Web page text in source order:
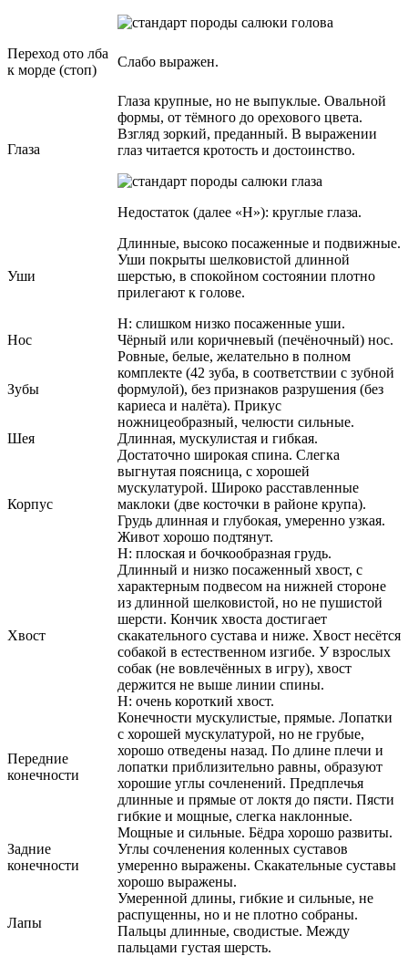
Переход ото лба
к морде (стоп)
Слабо выражен.
Глаза
Глаза крупные, но не выпуклые. Овальной
формы, от тёмного до орехового цвета.
Взгляд зоркий, преданный. В выражении
глаз читается кротость и достоинство.
Недостаток (далее «Н»): круглые глаза.
Уши
Длинные, высоко посаженные и подвижные.
Уши покрыты шелковистой длинной
шерстью, в спокойном состоянии плотно
прилегают к голове.
Н: слишком низко посаженные уши.
Нос
Чёрный или коричневый (печёночный) нос.
Зубы
Ровные, белые, желательно в полном
комплекте (42 зуба, в соответствии с зубной
формулой), без признаков разрушения (без
кариеса и налёта). Прикус
ножницеобразный, челюсти сильные.
Шея
Длинная, мускулистая и гибкая.
Корпус
Достаточно широкая спина. Слегка
выгнутая поясница, с хорошей
мускулатурой. Широко расставленные
маклоки (две косточки в районе крупа).
Грудь длинная и глубокая, умеренно узкая.
Живот хорошо подтянут.
Н: плоская и бочкообразная грудь.
Хвост
Длинный и низко посаженный хвост, с
характерным подвесом на нижней стороне
из длинной шелковистой, но не пушистой
шерсти. Кончик хвоста достигает
скакательного сустава и ниже. Хвост несётся
собакой в естественном изгибе. У взрослых
собак (не вовлечённых в игру), хвост
держится не выше линии спины.
Н: очень короткий хвост.
Передние
конечности
Конечности мускулистые, прямые. Лопатки
с хорошей мускулатурой, но не грубые,
хорошо отведены назад. По длине плечи и
лопатки приблизительно равны, образуют
хорошие углы сочленений. Предплечья
длинные и прямые от локтя до пясти. Пясти
гибкие и мощные, слегка наклонные.
Задние
конечности
Мощные и сильные. Бёдра хорошо развиты.
Углы сочленения коленных суставов
умеренно выражены. Скакательные суставы
хорошо выражены.
Лапы
Умеренной длины, гибкие и сильные, не
распущенны, но и не плотно собраны.
Пальцы длинные, сводистые. Между
пальцами густая шерсть.